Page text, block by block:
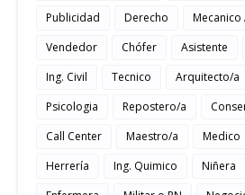
Publicidad
Derecho
Vendedor
Chófer Asistente
Ing. Civil
Tecnico Arquitecto/a
Psicologia
Repostero/a
Call Center
Maestro/a Medico
Herrería
Ing. Quimico Niñera